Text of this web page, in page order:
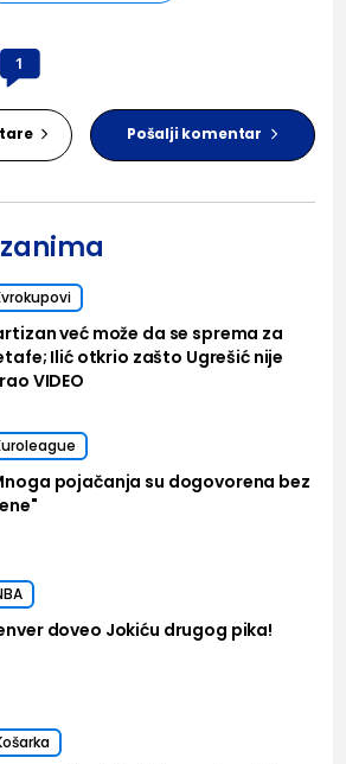
1
Pošalji komentar
već može da se sprema za
Ilić otkrio zašto Ugrešić nije
VIDEO
pojačanja su dogovorena bez
doveo Jokiću drugog pika!